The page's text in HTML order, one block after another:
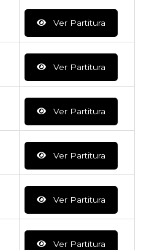
Ver Partitura
Ver Partitura
Ver Partitura
Ver Partitura
Ver Partitura
Ver Partitura